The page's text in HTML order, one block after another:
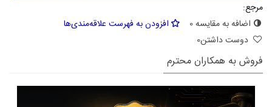
مرجع:
اضافه به مقایسه0
افزودن به فهرست علاقه‌مندی‌ها
دوست داشتن0
فروش به همکاران محترم